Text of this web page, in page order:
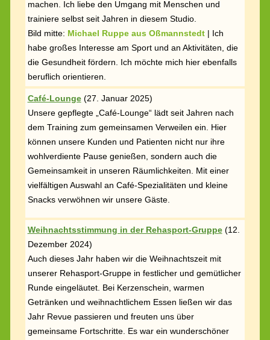
machen. Ich liebe den Umgang mit Menschen und
trainiere selbst seit Jahren in diesem Studio.
Bild mitte: Michael Ruppe aus Oßmannstedt| Ich
habe großes Interesse am Sport und an Aktivitäten, die
die Gesundheit fördern. Ich möchte mich hier ebenfalls
beruflich orientieren.
Café-Lounge(27. Januar 2025)
Unsere gepflegte „Café-Lounge“ lädt seit Jahren nach
dem Training zum gemeinsamen Verweilen ein. Hier
können unsere Kunden und Patienten nicht nur ihre
wohlverdiente Pause genießen, sondern auch die
Gemeinsamkeit in unseren Räumlichkeiten. Mit einer
vielfältigen Auswahl an Café-Spezialitäten und kleine
Snacks verwöhnen wir unsere Gäste.
Weihnachtsstimmung in der Rehasport-Gruppe(12.
Dezember 2024)
Auch dieses Jahr haben wir die Weihnachtszeit mit
unserer Rehasport-Gruppe in festlicher und gemütlicher
Runde eingeläutet. Bei Kerzenschein, warmen
Getränken und weihnachtlichem Essen ließen wir das
Jahr Revue passieren und freuten uns über
gemeinsame Fortschritte. Es war ein wunderschöner